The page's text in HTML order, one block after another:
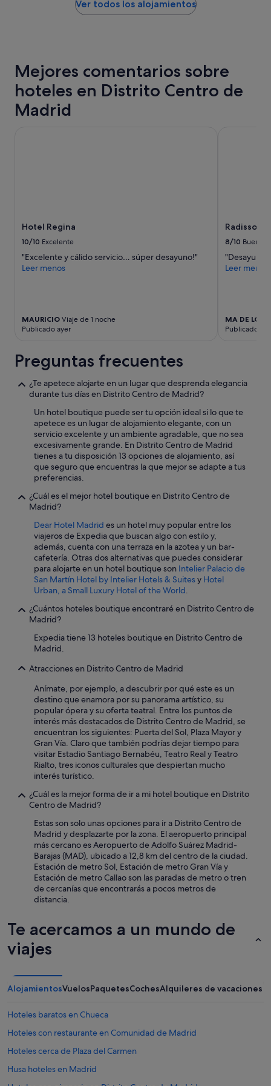
m
p
o
"
para
una
estancia
de
1 noche
cambios.
Pueden
aplicarse
términos
Ver todos los alojamientos
Mejores comentarios sobre
hoteles en Distrito Centro de
Madrid
Hotel Regina
10/10 Excelente
"Excelente y cálido servicio… súper desayuno!"
Leer menos
MAURICIO Viaje de 1 noche
Publicado ayer
Radisson
8/10 Bueno
"Desayuno
Leer menos
MA DE
Publicado
Preguntas frecuentes
¿Te apetece alojarte en un lugar que desprenda elegancia
durante tus días en Distrito Centro de Madrid?
Un hotel boutique puede ser tu opción ideal si lo que te
apetece es un lugar de alojamiento elegante, con un
servicio excelente y un ambiente agradable, que no sea
excesivamente grande. En Distrito Centro de Madrid
tienes a tu disposición 13 opciones de alojamiento, así
que seguro que encuentras la que mejor se adapte a tus
preferencias.
¿Cuál es el mejor hotel boutique en Distrito Centro de
Madrid?
Dear Hotel Madrid es un hotel muy popular entre los
viajeros de Expedia que buscan algo con estilo y,
además, cuenta con una terraza en la azotea y un bar-
cafetería. Otras dos alternativas que puedes considerar
para alojarte en un hotel boutique son Intelier Palacio de
San Martín Hotel by Intelier Hotels & Suitesy Hotel
Urban, a Small Luxury Hotel of the World.
¿Cuántos hoteles boutique encontraré en Distrito Centro de
Madrid?
Expedia tiene 13 hoteles boutique en Distrito Centro de
Madrid.
Atracciones en Distrito Centro de Madrid
Anímate, por ejemplo, a descubrir por qué este es un
destino que enamora por su panorama artístico, su
popular ópera y su oferta teatral. Entre los puntos de
interés más destacados de Distrito Centro de Madrid, se
encuentran los siguientes: Puerta del Sol, Plaza Mayor y
Gran Vía. Claro que también podrías dejar tiempo para
visitar Estadio Santiago Bernabéu, Teatro Real y Teatro
Rialto, tres iconos culturales que despiertan mucho
interés turístico.
¿Cuál es la mejor forma de ir a mi hotel boutique en Distrito
Centro de Madrid?
Estas son solo unas opciones para ir a Distrito Centro de
Madrid y desplazarte por la zona. El aeropuerto principal
más cercano es Aeropuerto de Adolfo Suárez Madrid-
Barajas (MAD), ubicado a 12,8 km del centro de la ciudad.
Estación de metro Sol, Estación de metro Gran Vía y
Estación de metro Callao son las paradas de metro o tren
de cercanías que encontrarás a pocos metros de
distancia.
Te acercamos a un mundo de
viajes
AlojamientosVuelosPaquetesCochesAlquileres de vacaciones
Hoteles baratos en Chueca
Hoteles con restaurante en Comunidad de Madrid
Hoteles cerca de Plaza del Carmen
Husa hoteles en Madrid